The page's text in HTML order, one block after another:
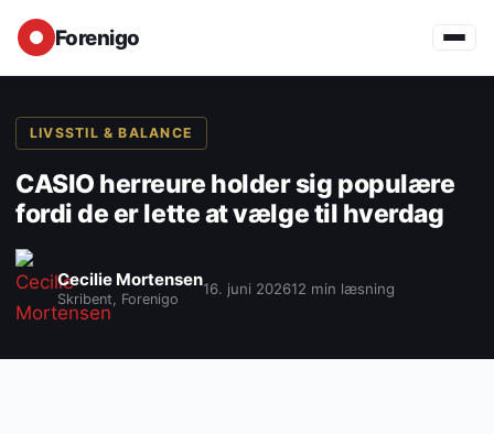
Forenigo
LIVSSTIL & BALANCE
CASIO herreure holder sig populære
fordi de er lette at vælge til hverdag
Cecilie Mortensen
Skribent, Forenigo
16. juni 202612 min læsning